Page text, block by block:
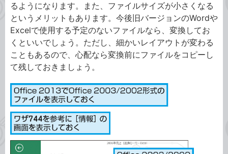
るようになります。また、ファイルサイズが小さくなる
というメリットもあります。今後旧バージョンのWordや
Excelで使用する予定のないファイルなら、変換してお
くといいでしょう。ただし、細かいレイアウトが変わる
こともあるので、心配なら変換前にファイルをコピーし
て残しておきましょう。